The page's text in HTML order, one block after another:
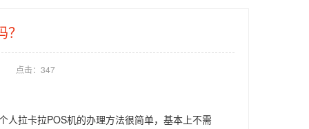
点击： 347
拉卡拉POS机的办理方法很简单，基本上不需